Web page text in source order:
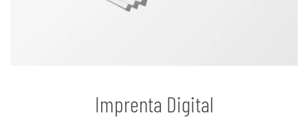
Imprenta Digital